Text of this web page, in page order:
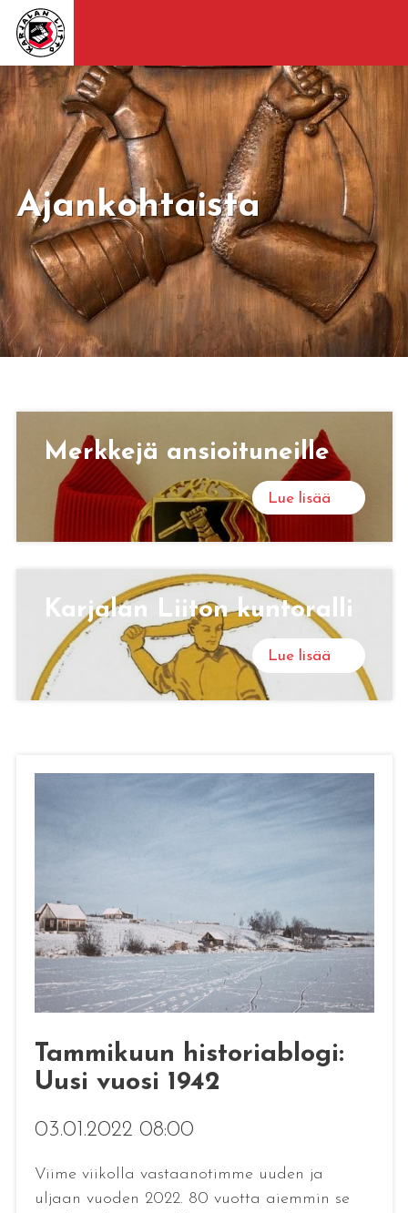
Ajankohtaista
Merk­ke­jä an­sioi­tu­neil­le
Lue lisää
Kar­ja­lan Lii­ton kun­to­ral­li
Lue lisää
Tammikuun historiablogi:
Uusi vuosi 1942
03.01.2022 08:00
Viime viikolla vastaanotimme uuden ja
uljaan vuoden 2022. 80 vuotta aiemmin se